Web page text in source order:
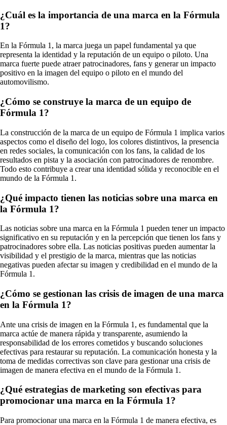
¿Cuál es la importancia de una marca en la Fórmula
1?
En la Fórmula 1, la marca juega un papel fundamental ya que
representa la identidad y la reputación de un equipo o piloto. Una
marca fuerte puede atraer patrocinadores, fans y generar un impacto
positivo en la imagen del equipo o piloto en el mundo del
automovilismo.
¿Cómo se construye la marca de un equipo de
Fórmula 1?
La construcción de la marca de un equipo de Fórmula 1 implica varios
aspectos como el diseño del logo, los colores distintivos, la presencia
en redes sociales, la comunicación con los fans, la calidad de los
resultados en pista y la asociación con patrocinadores de renombre.
Todo esto contribuye a crear una identidad sólida y reconocible en el
mundo de la Fórmula 1.
¿Qué impacto tienen las noticias sobre una marca en
la Fórmula 1?
Las noticias sobre una marca en la Fórmula 1 pueden tener un impacto
significativo en su reputación y en la percepción que tienen los fans y
patrocinadores sobre ella. Las noticias positivas pueden aumentar la
visibilidad y el prestigio de la marca, mientras que las noticias
negativas pueden afectar su imagen y credibilidad en el mundo de la
Fórmula 1.
¿Cómo se gestionan las crisis de imagen de una marca
en la Fórmula 1?
Ante una crisis de imagen en la Fórmula 1, es fundamental que la
marca actúe de manera rápida y transparente, asumiendo la
responsabilidad de los errores cometidos y buscando soluciones
efectivas para restaurar su reputación. La comunicación honesta y la
toma de medidas correctivas son clave para gestionar una crisis de
imagen de manera efectiva en el mundo de la Fórmula 1.
¿Qué estrategias de marketing son efectivas para
promocionar una marca en la Fórmula 1?
Para promocionar una marca en la Fórmula 1 de manera efectiva, es